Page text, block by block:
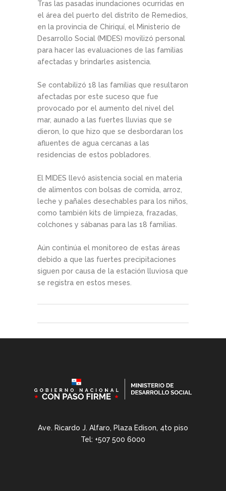
Tras las pasadas inundaciones ocurridas en
el área del puerto del distrito de Remedios,
en la provincia de Chiriquí, el Ministerio de
Desarrollo Social (MIDES) movilizó personal
para hacer las evaluaciones de las familias
afectadas y brindarles asistencia.
Se contabilizó 18 las familias que resultaron
afectadas por este suceso que fue
provocado por el aumento del nivel del
mar, aunado a las fuertes lluvias que se
dieron, lo que hizo que se desbordaran los
afluentes de agua cercanas a las
residencias de estos pobladores.
El MIDES llevó asistencia social en materia
de alimentos con bolsas de comida, arroz,
leche y pañales desechables para los niños,
como también kits de limpieza, frazadas,
colchones y sábanas para las 18 familias.
Aún continúa el monitoreo de estas áreas
debido a que las fuertes precipitaciones
siguen por causa de la estación lluviosa que
se registra en estos meses.
Ave. Ricardo J. Alfaro, Plaza Edison, 4to piso
Tel: +507 500 6000